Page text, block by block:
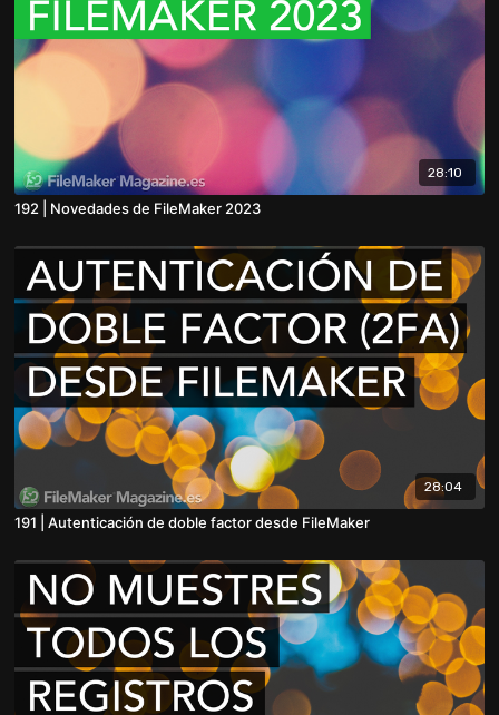
28:10
192 | Novedades de FileMaker 2023
28:04
191 | Autenticación de doble factor desde FileMaker